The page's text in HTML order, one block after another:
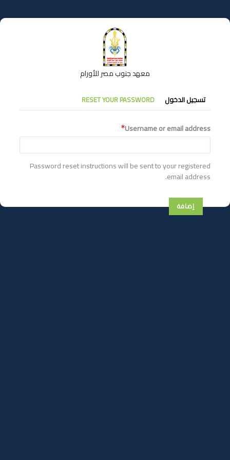
إلى
المحتوى
معهد جنوب مصر للأورام
التبويبات
الأساسية
تسجيل الدخول RESET YOUR PASSWORD
Username or email address
Password reset instructions will be sent to your registered
email address.